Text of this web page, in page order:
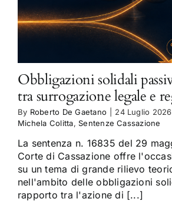
Obbligazioni solidali
tra surrogazione legale e
By Roberto De Gaetano 24 Luglio 2026
Michela Colitta,Sentenze Cassazione
La sentenza n. 16835 del 29
Corte di Cassazione offre
su un tema di grande rilievo
nell'ambito delle obbligazioni
rapporto tra l'azione di [...]